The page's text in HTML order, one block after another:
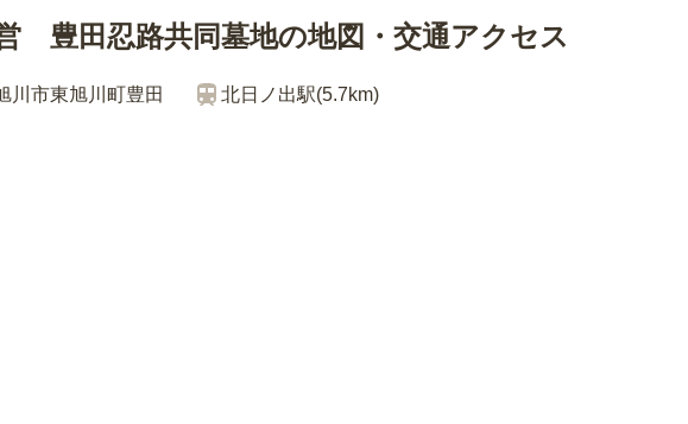
豊田忍路共同墓地の地図・交通アクセス
川市東旭川町豊田 北日ノ出駅(5.7km)